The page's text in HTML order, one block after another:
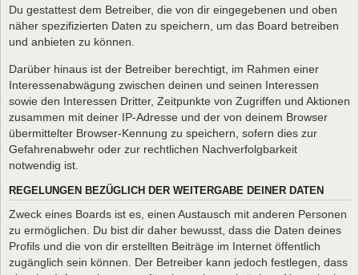
Du gestattest dem Betreiber, die von dir eingegebenen und oben
näher spezifizierten Daten zu speichern, um das Board betreiben
und anbieten zu können.
Darüber hinaus ist der Betreiber berechtigt, im Rahmen einer
Interessenabwägung zwischen deinen und seinen Interessen
sowie den Interessen Dritter, Zeitpunkte von Zugriffen und Aktionen
zusammen mit deiner IP-Adresse und der von deinem Browser
übermittelter Browser-Kennung zu speichern, sofern dies zur
Gefahrenabwehr oder zur rechtlichen Nachverfolgbarkeit
notwendig ist.
REGELUNGEN BEZÜGLICH DER WEITERGABE DEINER DATEN
Zweck eines Boards ist es, einen Austausch mit anderen Personen
zu ermöglichen. Du bist dir daher bewusst, dass die Daten deines
Profils und die von dir erstellten Beiträge im Internet öffentlich
zugänglich sein können. Der Betreiber kann jedoch festlegen, dass